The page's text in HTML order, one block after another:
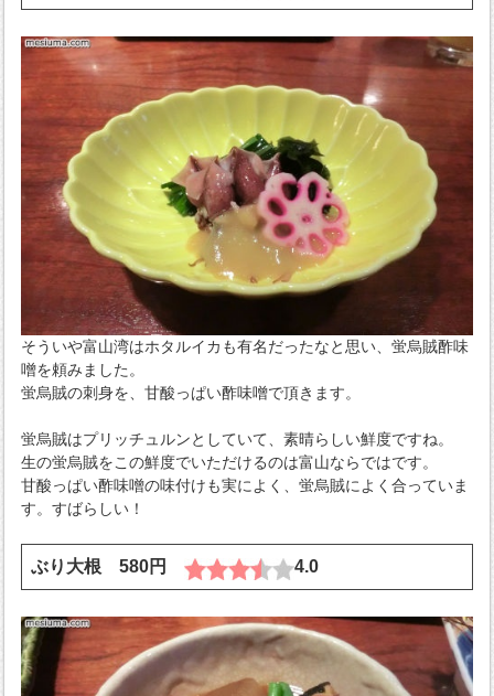
そういや富山湾はホタルイカも有名だったなと思い、蛍烏賊酢味
噌を頼みました。
蛍烏賊の刺身を、甘酸っぱい酢味噌で頂きます。
蛍烏賊はプリッチュルンとしていて、素晴らしい鮮度ですね。
生の蛍烏賊をこの鮮度でいただけるのは富山ならではです。
甘酸っぱい酢味噌の味付けも実によく、蛍烏賊によく合っていま
す。すばらしい！
ぶり大根 580円 4.0